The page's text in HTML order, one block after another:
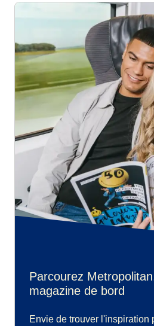
Parcourez
magazine de bord
Envie de trouver l'inspiration